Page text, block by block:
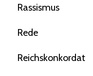
Rassismus
Rede
Reichskonkordat